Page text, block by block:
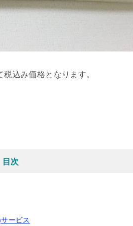
込み価格となります。
目次
ービス